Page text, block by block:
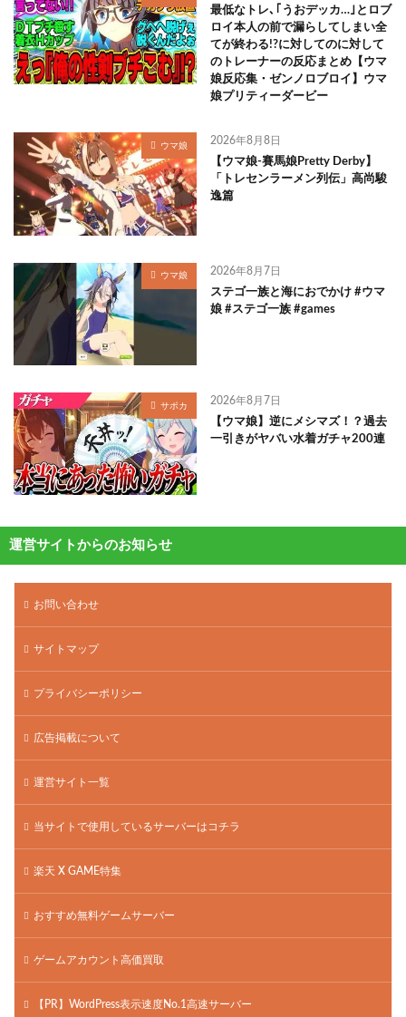
最低なトレ､｢うおデッカ…｣とロブ
ロイ本人の前で漏らしてしまい全
てが終わる!?に対してのに対して
のトレーナーの反応まとめ【ウマ
娘反応集・ゼンノロブロイ】ウマ
娘プリティーダービー
ウマ娘 2026年8月8日
【ウマ娘-賽馬娘Pretty Derby】
「トレセンラーメン列伝」高尚駿
逸篇
ウマ娘 2026年8月7日
ステゴ一族と海におでかけ #ウマ
娘 #ステゴ一族 #games
サポカ 2026年8月7日
【ウマ娘】逆にメシマズ！？過去
一引きがヤバい水着ガチャ200連
運営サイトからのお知らせ
お問い合わせ
サイトマップ
プライバシーポリシー
広告掲載について
運営サイト一覧
当サイトで使用しているサーバーはコチラ
楽天 X GAME特集
おすすめ無料ゲームサーバー
ゲームアカウント高価買取
【PR】WordPress表示速度No.1高速サーバー